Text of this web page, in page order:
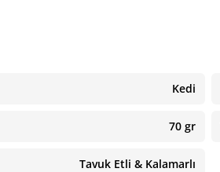
Kedi
70 gr
Tavuk Etli & Kalamarlı